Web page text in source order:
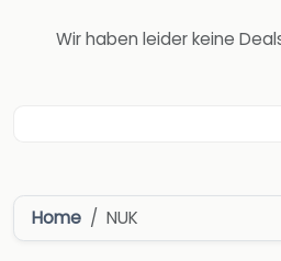
Wir haben leider keine
Home NUK